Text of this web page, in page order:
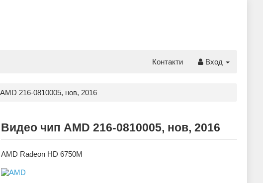
Контакти Вход
216-0810005, нов, 2016
Видео чип AMD 216-0810005, нов, 2016
AMD Radeon HD 6750M